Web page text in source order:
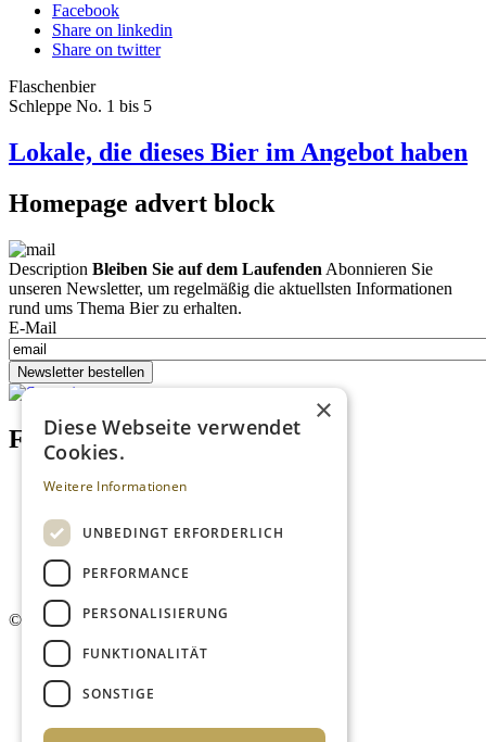
Facebook
Share on linkedin
Share on twitter
Flaschenbier
Schleppe No. 1 bis 5
Lokale, die dieses Bier im Angebot haben
Homepage advert block
Description Bleiben Sie auf dem Laufenden Abonnieren Sie
unseren Newsletter, um regelmäßig die aktuellsten Informationen
rund ums Thema Bier zu erhalten.
E-Mail
Newsletter bestellen
Footer menu (DE)
Datenschutzrichtlinien
Kontakt
Mediadaten
AGB
Newsletter
© 2026. Alle Rechte vorbehalten.
×
Diese Webseite verwendet
Cookies.
Weitere Informationen
UNBEDINGT ERFORDERLICH
PERFORMANCE
PERSONALISIERUNG
FUNKTIONALITÄT
SONSTIGE